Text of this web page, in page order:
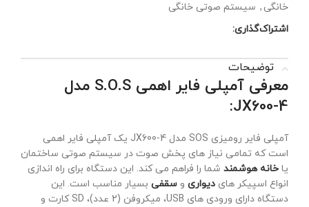
خانگی , سیستم صوتی خانگی
اشتراک‌گذاری:
توضیحات
معرفی آمپلی فایر اهمی S.O.S مدل
JX600-4:
آمپلی فایر رومیزی SOS مدل JX600-4 یک آمپلی فایر اهمی
است که تمامی نیاز های پخش صوت در سیستم صوتی ساختمان
یا خانه هوشمند شما را فراهم می کند. این دستگاه برای راه اندازی
انواع اسپیکر های دیواری و سقفی بسیار مناسب است. این
دستگاه دارای ورودی های USB، میکروفن (2 عدد)، SD کارت و